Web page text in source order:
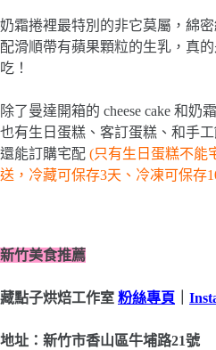
奶霜捲裡最特別的非它莫屬，綿
配滑順帶有蘋果顆粒的生乳，真
吃！
除了曼達開箱的 cheese cake 和奶
也有生日蛋糕、客訂蛋糕、和手
還能訂購宅配 (只有生日蛋糕不能
送，冷藏可保存3天、冷凍可保存
新竹美食推薦
藏點子烘焙工作室 粉絲專頁
地址：新竹市香山區牛埔路21號